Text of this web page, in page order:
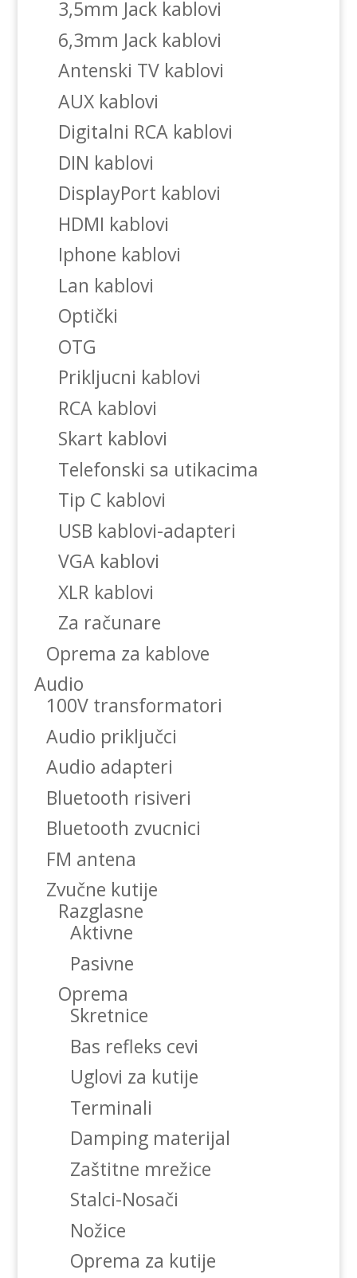
3,5mm Jack kablovi
6,3mm Jack kablovi
Antenski TV kablovi
AUX kablovi
Digitalni RCA kablovi
DIN kablovi
DisplayPort kablovi
HDMI kablovi
Iphone kablovi
Lan kablovi
Optički
OTG
Prikljucni kablovi
RCA kablovi
Skart kablovi
Telefonski sa utikacima
Tip C kablovi
USB kablovi-adapteri
VGA kablovi
XLR kablovi
Za računare
Oprema za kablove
Audio
100V transformatori
Audio priključci
Audio adapteri
Bluetooth risiveri
Bluetooth zvucnici
FM antena
Zvučne kutije
Razglasne
Aktivne
Pasivne
Oprema
Skretnice
Bas refleks cevi
Uglovi za kutije
Terminali
Damping materijal
Zaštitne mrežice
Stalci-Nosači
Nožice
Oprema za kutije